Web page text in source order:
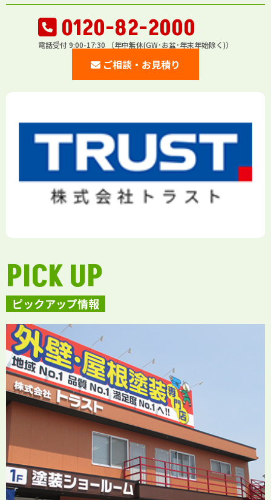
0120-82-2000
電話受付 9:00-17:30 （年中無休(GW･お盆･年末年始除く)）
ご相談・お見積り
ピックアップ情報
PICK UP